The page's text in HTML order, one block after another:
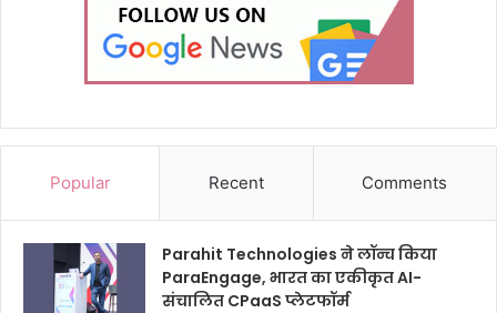
Popular Recent Comments
Parahit Technologies ने लॉन्च किया
ParaEngage, भारत का एकीकृत AI-
संचालित CPaaS प्लेटफॉर्म